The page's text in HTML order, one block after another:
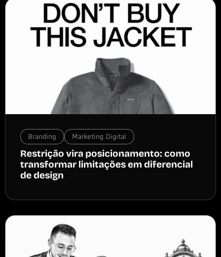
Branding Marketing Digital
Restrição vira posicionamento: como
transformar limitações em diferencial
de design